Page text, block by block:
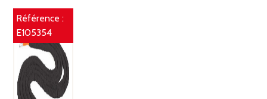
Référence :
E105354